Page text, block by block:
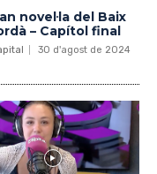
novel·la del Baix
– Capítol final
30 d'agost de 2024